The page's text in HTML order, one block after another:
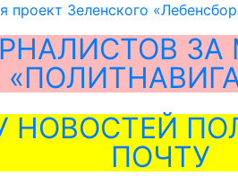
проект Зеленского
ПОЧТУ